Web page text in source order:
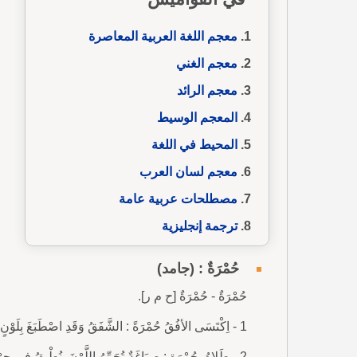
معجم اللغة العربية المعاصرة
معجم الغني
معجم الرائد
المعجم الوسيط
المحيط في اللغة
معجم لسان العرب
مصطلحات عربية عامة
ترجمة إنجليزية
حُمْرَةٌ : (جامد)
حُمْرَةٌ - حُمْرَةٌ [ح م ر].
1 - اِكْتَسَى الأفُقُ حُمْرَةً : الشَّفَقُ وَقَدِ اصْطَبَغَ بِلَوْنٍ أحْمَرَ.